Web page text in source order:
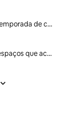
Aluguel por temporada de casas de hóspedes
Aluguéis de espaços que aceitam animais de estimação